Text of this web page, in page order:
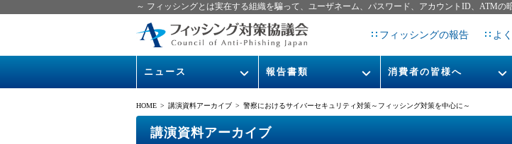
～ フィッシングとは実在する組織を騙って、ユーザネーム、パスワード、アカウントID、ATM
フィッシングの報告 よ
ニュース
緊急情報
協議会からのお知らせ
報告書類
ガイドライン
フィッシングレポート
消費者の皆様へ
フィッシングとは
HOME > 講演資料アーカイブ > 警察におけるサイバーセキュリティ対策～フィッシング対策を中心に～
講演資料アーカイブ